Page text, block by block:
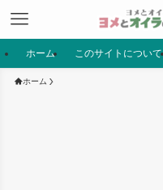
ホーム このサイトについて
ホーム